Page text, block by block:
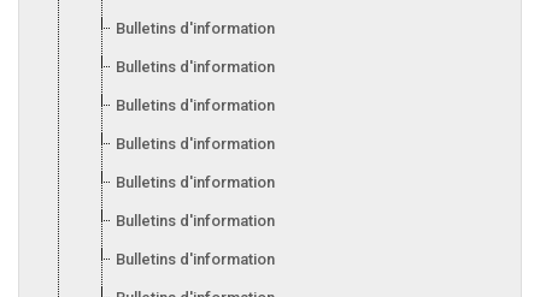
Bulletins d'information 2020
Bulletins d'information 2019
Bulletins d'information 2018
Bulletins d'information 2017
Bulletins d'information 2016
Bulletins d'information 2015
Bulletins d'information 2014